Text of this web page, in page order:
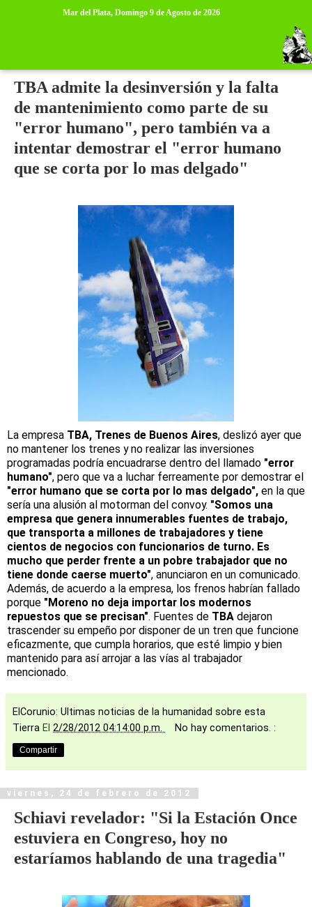
Mar del Plata, Domingo 9 de Agosto de 2026
TBA admite la desinversión y la falta
de mantenimiento como parte de su
"error humano", pero también va a
intentar demostrar el "error humano
que se corta por lo mas delgado"
La empresa TBA, Trenes de Buenos Aires, deslizó ayer que
no mantener los trenes y no realizar las inversiones
programadas podría encuadrarse dentro del llamado "error
humano", pero que va a luchar ferreamente por demostrar el
"error humano que se corta por lo mas delgado", en la que
sería una alusión al motorman del convoy. "Somos una
empresa que genera innumerables fuentes de trabajo,
que transporta a millones de trabajadores y tiene
cientos de negocios con funcionarios de turno. Es
mucho que perder frente a un pobre trabajador que no
tiene donde caerse muerto", anunciaron en un comunicado.
Además, de acuerdo a la empresa, los frenos habrían fallado
porque "Moreno no deja importar los modernos
repuestos que se precisan". Fuentes de TBA dejaron
trascender su empeño por disponer de un tren que funcione
eficazmente, que cumpla horarios, que esté limpio y bien
mantenido para así arrojar a las vías al trabajador
mencionado.
ElCorunio: Ultimas noticias de la humanidad sobre esta
Tierra El 2/28/2012 04:14:00 p.m. No hay comentarios. :
Compartir
viernes, 24 de febrero de 2012
Schiavi revelador: "Si la Estación Once
estuviera en Congreso, hoy no
estaríamos hablando de una tragedia"